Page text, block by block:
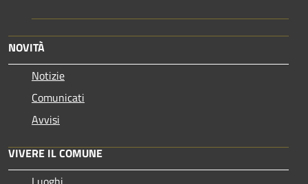
NOVITÀ
Notizie
Comunicati
Avvisi
VIVERE IL COMUNE